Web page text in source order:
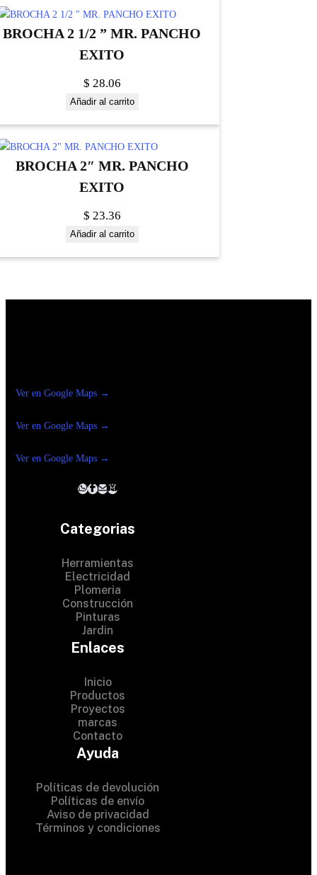
BROCHA 2 1/2 ” MR. PANCHO
EXITO
$ 28.06
Añadir al carrito
BROCHA 2″ MR. PANCHO
EXITO
$ 23.36
Añadir al carrito
Ver en Google Maps →
Ver en Google Maps →
Ver en Google Maps →
Categorias
Herramientas
Electricidad
Plomeria
Construcción
Pinturas
Jardin
Enlaces
Inicio
Productos
Proyectos
marcas
Contacto
Ayuda
Políticas de devolución
Políticas de envío
Aviso de privacidad
Términos y condiciones